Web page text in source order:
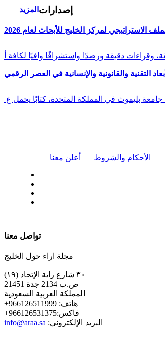
المزيد إصدارات
الاستراتيجي لمركز الخليج للأبحاث لعام 2026
التقنية والقانونية والإنسانية في العصر الرقمي
بليموث في المملكة المتحدة، كتابًا يحمل ع
أعلن معنا الأحكام والشروط
تواصل معنا
مجلة اراء حول الخليج
٣٠ شارع راية الإتحاد (١٩)
ص.ب 2134 جدة 21451
المملكة العربية السعودية
+هاتف: 966126511999
+فاكس:966126531375
info@araa.sa :البريد الإلكتروني